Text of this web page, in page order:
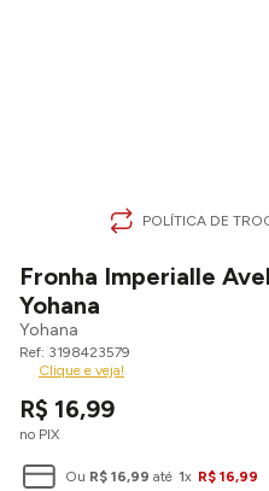
POLÍTICA DE
Fronha Imperialle
Yohana
Yohana
3198423579
Clique e veja!
R$ 16,99
no PIX
Ou R$ 16,99 até 1x R$ 16,99